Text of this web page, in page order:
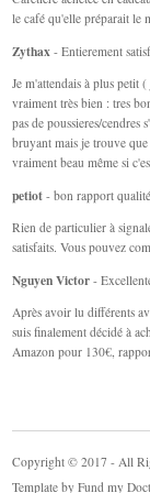
le café qu'elle préparait le
Zythax - Entierement
Je m'attendais à plus petit
vraiment très bien : tres
pas de poussieres/cendres
bruyant mais je trouve que
vraiment beau même si
petiot - bon rapport
Rien de particulier à
satisfaits. Vous pouvez
Nguyen Victor -
Après avoir lu différents
suis finalement décidé à
Amazon pour 130€,
Copyright © 2017 - All
Template byFund my